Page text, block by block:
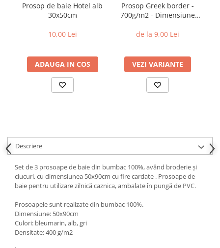
Prosop de baie Hotel alb
30x50cm
10,00 Lei
ADAUGA IN COS
Prosop Greek border -
700g/m2 - Dimensiune
de la 9,00 Lei
VEZI VARIANTE
Descriere
Set de 3 prosoape de baie din bumbac 100%, având broderie și
ciucuri, cu dimensiunea 50x90cm cu fire cardate . Prosoape de
baie pentru utilizare zilnică caznica, ambalate în pungă de PVC.
Prosoapele sunt realizate din bumbac 100%.
Dimensiune: 50x90cm
Culori: bleumarin, alb, gri
Densitate: 400 g/m2